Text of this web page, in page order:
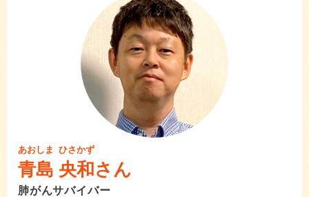
青島
あおしま
央和
ひさかず
さん
肺がんサバイバー